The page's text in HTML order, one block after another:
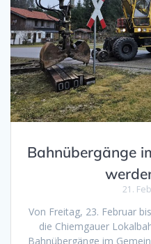
Bahnübergänge
21.
Von Freitag, 23. Februar
die Chiemgauer
Bahnübergänge im